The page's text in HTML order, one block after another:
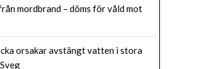
mordbrand – döms för våld mot
orsakar avstängt vatten i stora